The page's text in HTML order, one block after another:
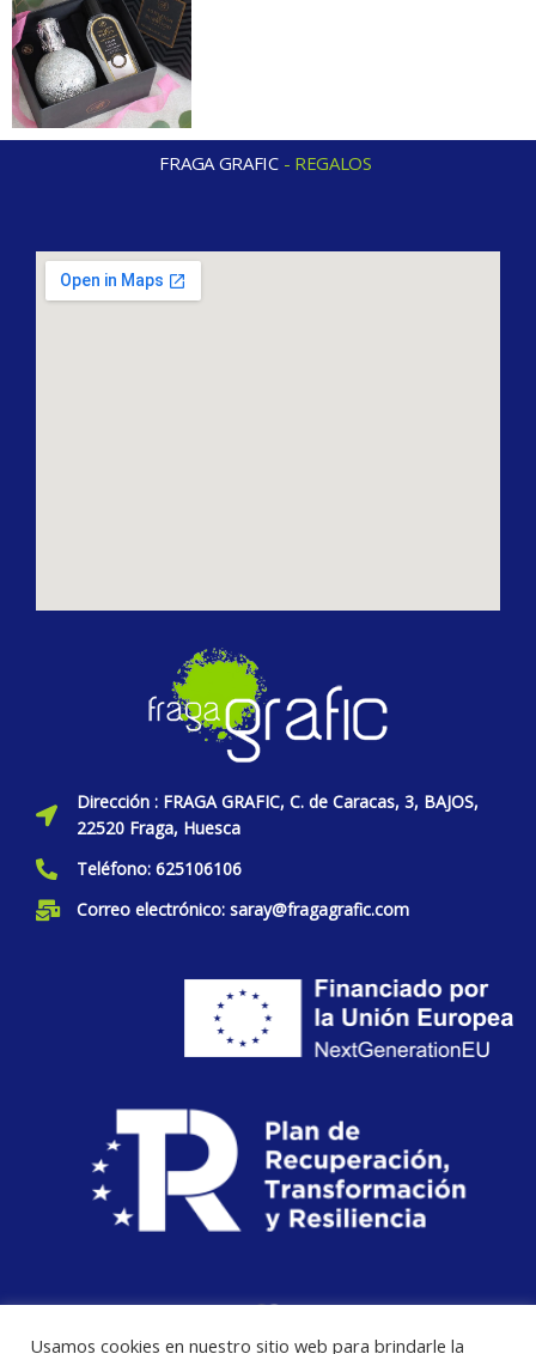
FRAGA GRAFIC - REGALOS
Dirección : FRAGA GRAFIC, C. de Caracas, 3, BAJOS,
22520 Fraga, Huesca
Teléfono: 625106106
Correo electrónico: saray@fragagrafic.com
Usamos cookies en nuestro sitio web para brindarle la